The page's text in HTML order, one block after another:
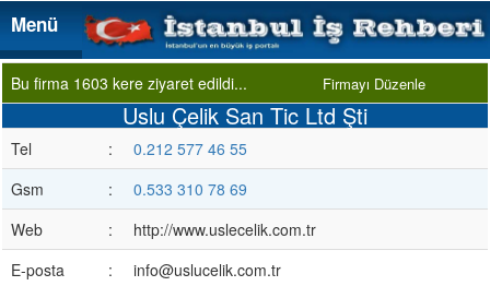
Menü
Menü
Bu firma 1603 kere ziyaret edildi... Firmayı Düzenle
Uslu Çelik San Tic Ltd Şti
Tel :
0.212 577 46 55
Gsm
:
0.533 310 78 69
Web
:
http://www.uslecelik.com.tr
E-posta
:
info@uslucelik.com.tr